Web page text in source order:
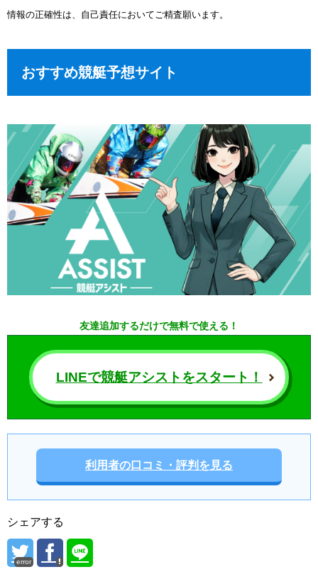
情報の正確性は、自己責任においてご精査願います。
おすすめ競艇予想サイト
友達追加するだけで無料で使える！
LINEで競艇アシストをスタート！
利用者の口コミ・評判を見る
シェアする
error